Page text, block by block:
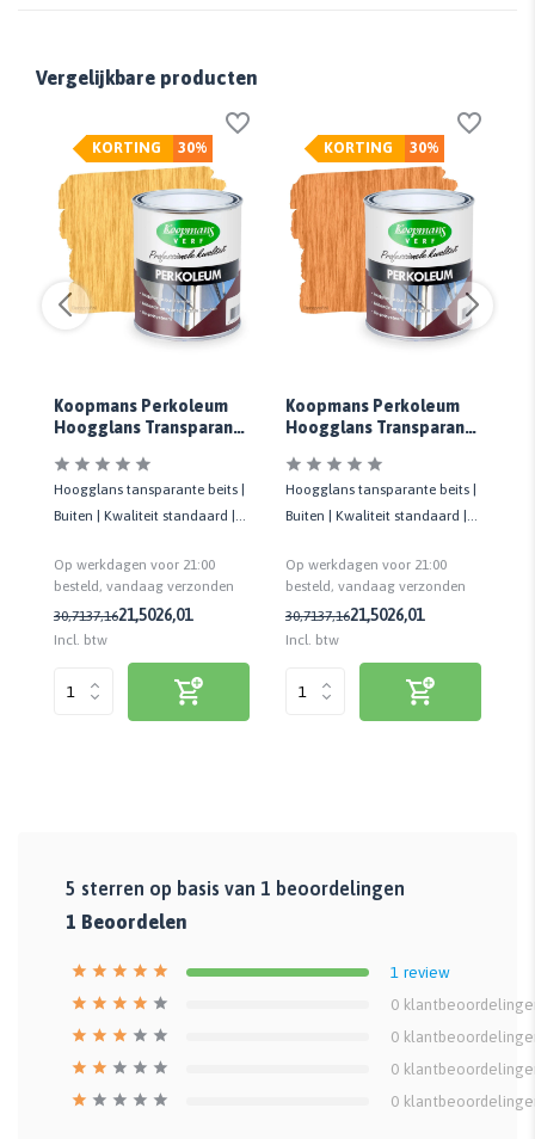
Vergelijkbare producten
30%
KORTING
Koopmans Perkoleum
Hoogglans Transparant
Hoogglans tansparante beits |
Buiten | Kwaliteit standaard |
Op werkdagen voor 21:00
besteld, vandaag verzonden
30,7137,1621,5026,01
Incl. btw
30%
KORTING
Koopmans Perkoleum
Hoogglans Transparant
Hoogglans tansparante beits |
Buiten | Kwaliteit standaard |
Op werkdagen voor 21:00
besteld, vandaag verzonden
30,7137,1621,5026,01
Incl. btw
5 sterren op basis van 1 beoordelingen
1 Beoordelen
1 review
0
0
0
0